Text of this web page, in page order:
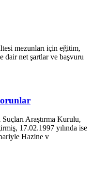
mezunları için eğitim,
dair net şartlar ve başvuru
Araştırma Kurulu,
17.02.1997 yılında ise
Hazine v